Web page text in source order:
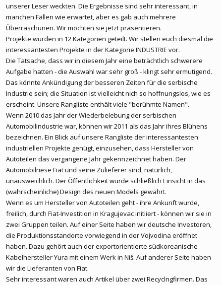
unserer Leser weckten. Die Ergebnisse sind sehr interessant, in
manchen Fällen wie erwartet, aber es gab auch mehrere
Überraschunen. Wir möchten sie jetzt präsentieren.
Projekte wurden in 12 Kategorien geteilt. Wir stellen euch diesmal die
interessantesten Projekte in der Kategorie INDUSTRIE vor.
Die Tatsache, dass wir in diesem Jahr eine beträchtlich schwerere
Aufgabe hatten - die Auswahl war sehr groß - klingt sehr ermutigend.
Das könnte Ankündigung der besseren Zeiten für die serbische
Industrie sein; die Situation ist vielleicht nich so hoffnungslos, wie es
erscheint. Unsere Rangliste enthält viele "berühmte Namen".
Wenn 2010 das Jahr der Wiederbelebung der serbischen
Automobilindustrie war, können wir 2011 als das Jahr ihres Blühens
bezeichnen. Ein Blick auf unsere Rangliste der interessantesten
industriellen Projekte genügt, einzusehen, dass Hersteller von
Autoteilen das vergangene Jahr gekennzeichnet haben. Der
Automobilriese Fiat und seine Zulieferer sind, natürlich,
unausweichlich. Der Öffentlichkeit wurde schließlich Einsicht in das
(wahrscheinliche) Design des neuen Models gewährt.
Wenn es um Hersteller von Autoteilen geht - ihre Ankunft wurde,
freilich, durch Fiat-Investition in Kragujevac initiiert - können wir sie in
zwei Gruppen teilen. Auf einer Seite haben wir deutsche Investoren,
die Produktionsstandorte vorwiegend in der Vojvodina eröffnet
haben. Dazu gehört auch der exportorientierte südkoreanische
Kabelhersteller Yura mit einem Werk in Niš. Auf anderer Seite haben
wir die Lieferanten von Fiat.
Sehr interessant waren auch Artikel über zwei Recyclngfirmen. Das